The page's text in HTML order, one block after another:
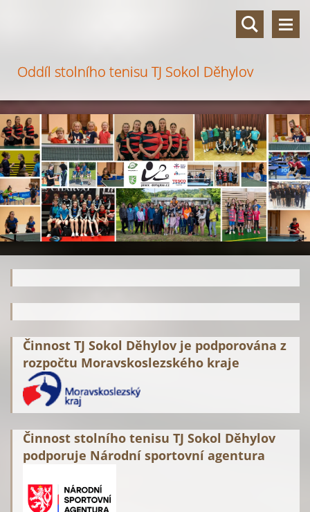
Oddíl stolního tenisu TJ Sokol Děhylov
Činnost TJ Sokol Děhylov je podporována z
rozpočtu Moravskoslezského kraje
Činnost stolního tenisu TJ Sokol Děhylov
podporuje Národní sportovní agentura